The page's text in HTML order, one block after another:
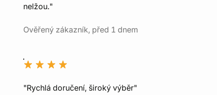
nelžou."
Ověřený zákazník, před 1 dnem
"Rychlá doručení, široký výběr"